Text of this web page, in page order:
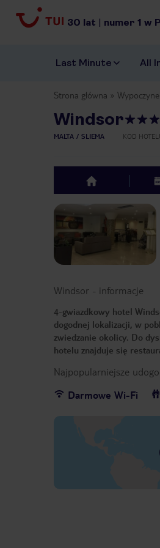
30 lat | numer 1 w
Last Minute All
Strona główna
Windsor
MALTA SLIEMA KOD
top
Previous slide
Windsor - informacje
4-gwiazdkowy hotel
dogodnej lokalizacji, w
zwiedzanie okolicy. Do
hotelu znajduje się
Najpopularniejsze
Darmowe Wi-Fi